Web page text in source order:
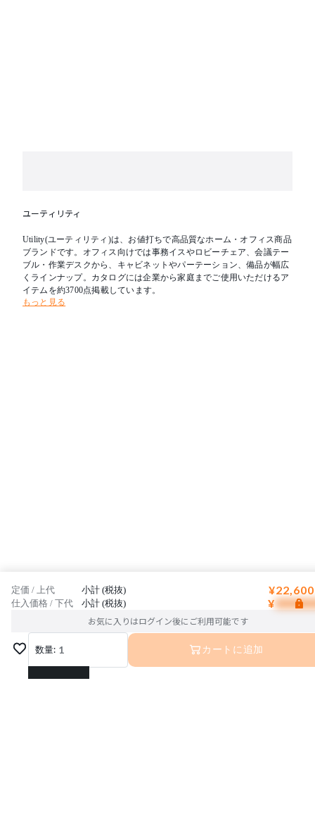
ユーティリティ
Utility(ユーティリティ)は、お値打ちで高品質なホーム・オフィス商品
ブランドです。オフィス向けでは事務イスやロビーチェア、会議テー
ブル・作業デスクから、キャビネットやパーテーション、備品が幅広
くラインナップ。カタログには企業から家庭までご使用いただけるア
イテムを約3700点掲載しています。
もっと見る
定価 / 上代 小計 (税抜)
仕入価格 / 下代 小計 (税抜) ¥
お気に入りはログイン後にご利用可能です
数量: 1
1
カートに追加